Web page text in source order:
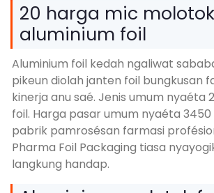
20 harga mic molotok
aluminium foil
Aluminium foil kedah ngaliwat
pikeun diolah janten foil bungkusan
kinerja anu saé. Jenis umum nyaéta
foil. Harga pasar umum nyaéta 3450
pabrik pamrosésan farmasi
Pharma Foil Packaging tiasa
langkung handap.